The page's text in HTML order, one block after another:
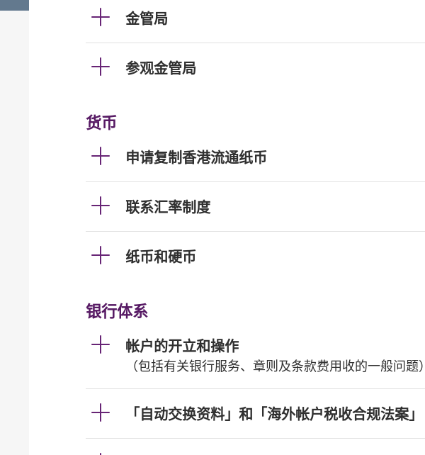
金管局
参观金管局
货币
申请复制香港流通纸币
联系汇率制度
纸币和硬币
银行体系
帐户的开立和操作
（包括有关银行服务、章则及条款费用收的一般问题）
「自动交换资料」和「海外帐户税收合规法案」